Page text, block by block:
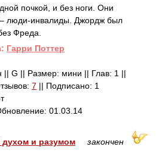
почкой, и без ноги. Они
– люди-инвалиды. Джордж был
Фреда.
Гарри Поттер
G || Размер: мини || Глав: 1 ||
7 || Подписано: 1
01.03.14
духом и разумом закончен